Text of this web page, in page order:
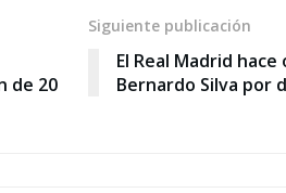
de 20
Siguiente publicación
El Real Madrid
Bernardo Silva por